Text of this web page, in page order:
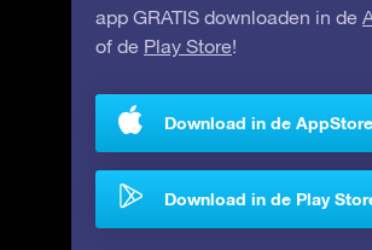
app GRATIS downloaden in de
of de Play Store!
Download in de AppStore
Download in de Play